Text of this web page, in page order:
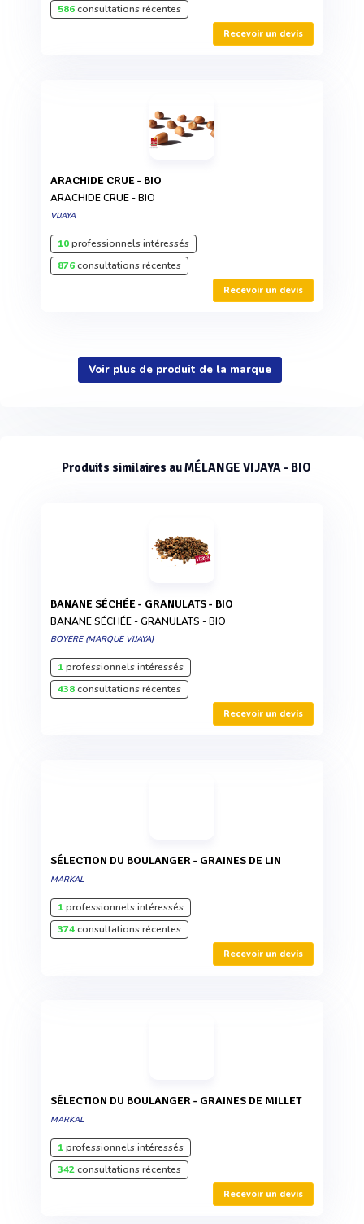
586consultations récentes
Recevoir un devis
ARACHIDE CRUE - BIO
ARACHIDE CRUE - BIO
VIJAYA
10professionnels intéressés
876consultations récentes
Recevoir un devis
Voir plus de produit de la marque
Produits similaires au MÉLANGE VIJAYA - BIO
BANANE SÉCHÉE - GRANULATS - BIO
BANANE SÉCHÉE - GRANULATS - BIO
BOYERE (MARQUE VIJAYA)
1professionnels intéressés
438consultations récentes
Recevoir un devis
SÉLECTION DU BOULANGER - GRAINES DE LIN
MARKAL
1professionnels intéressés
374consultations récentes
Recevoir un devis
SÉLECTION DU BOULANGER - GRAINES DE MILLET
MARKAL
1professionnels intéressés
342consultations récentes
Recevoir un devis